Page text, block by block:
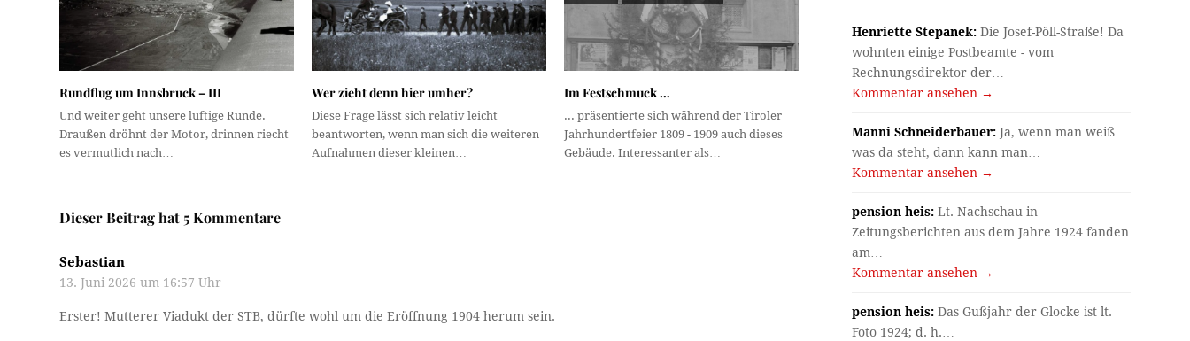
Rundflug um Innsbruck – III
Und weiter geht unsere luftige Runde.
Draußen dröhnt der Motor, drinnen riecht
es vermutlich nach…
Wer zieht denn hier umher?
Diese Frage lässt sich relativ leicht
beantworten, wenn man sich die weiteren
Aufnahmen dieser kleinen…
Im Festschmuck …
... präsentierte sich während der Tiroler
Jahrhundertfeier 1809 - 1909 auch dieses
Gebäude. Interessanter als…
Dieser Beitrag hat 5 Kommentare
Sebastian
13. Juni 2026 um 16:57 Uhr
Erster! Mutterer Viadukt der STB, dürfte wohl um die Eröffnung 1904 herum sein.
Henriette Stepanek: Die Josef-Pöll-Straße! Da
wohnten einige Postbeamte - vom
Rechnungsdirektor der…
Kommentar ansehen →
Manni Schneiderbauer: Ja, wenn man weiß
was da steht, dann kann man…
Kommentar ansehen →
pension heis: Lt. Nachschau in
Zeitungsberichten aus dem Jahre 1924 fanden
am…
Kommentar ansehen →
pension heis: Das Gußjahr der Glocke ist lt.
Foto 1924; d. h.…